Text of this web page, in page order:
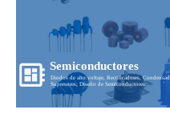
Semiconductores
Diodos de alto voltaje, Rectificadores,
Supresores, Diseño de Semiconductores...